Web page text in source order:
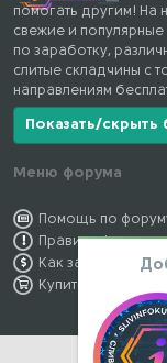
помогать другим! На
свежие и популярные
по заработку,
слитые складчины с
направлениям
Показать/скрыть
Меню форума
Помощь по
Правила форума
Как заработать
Купить премиум